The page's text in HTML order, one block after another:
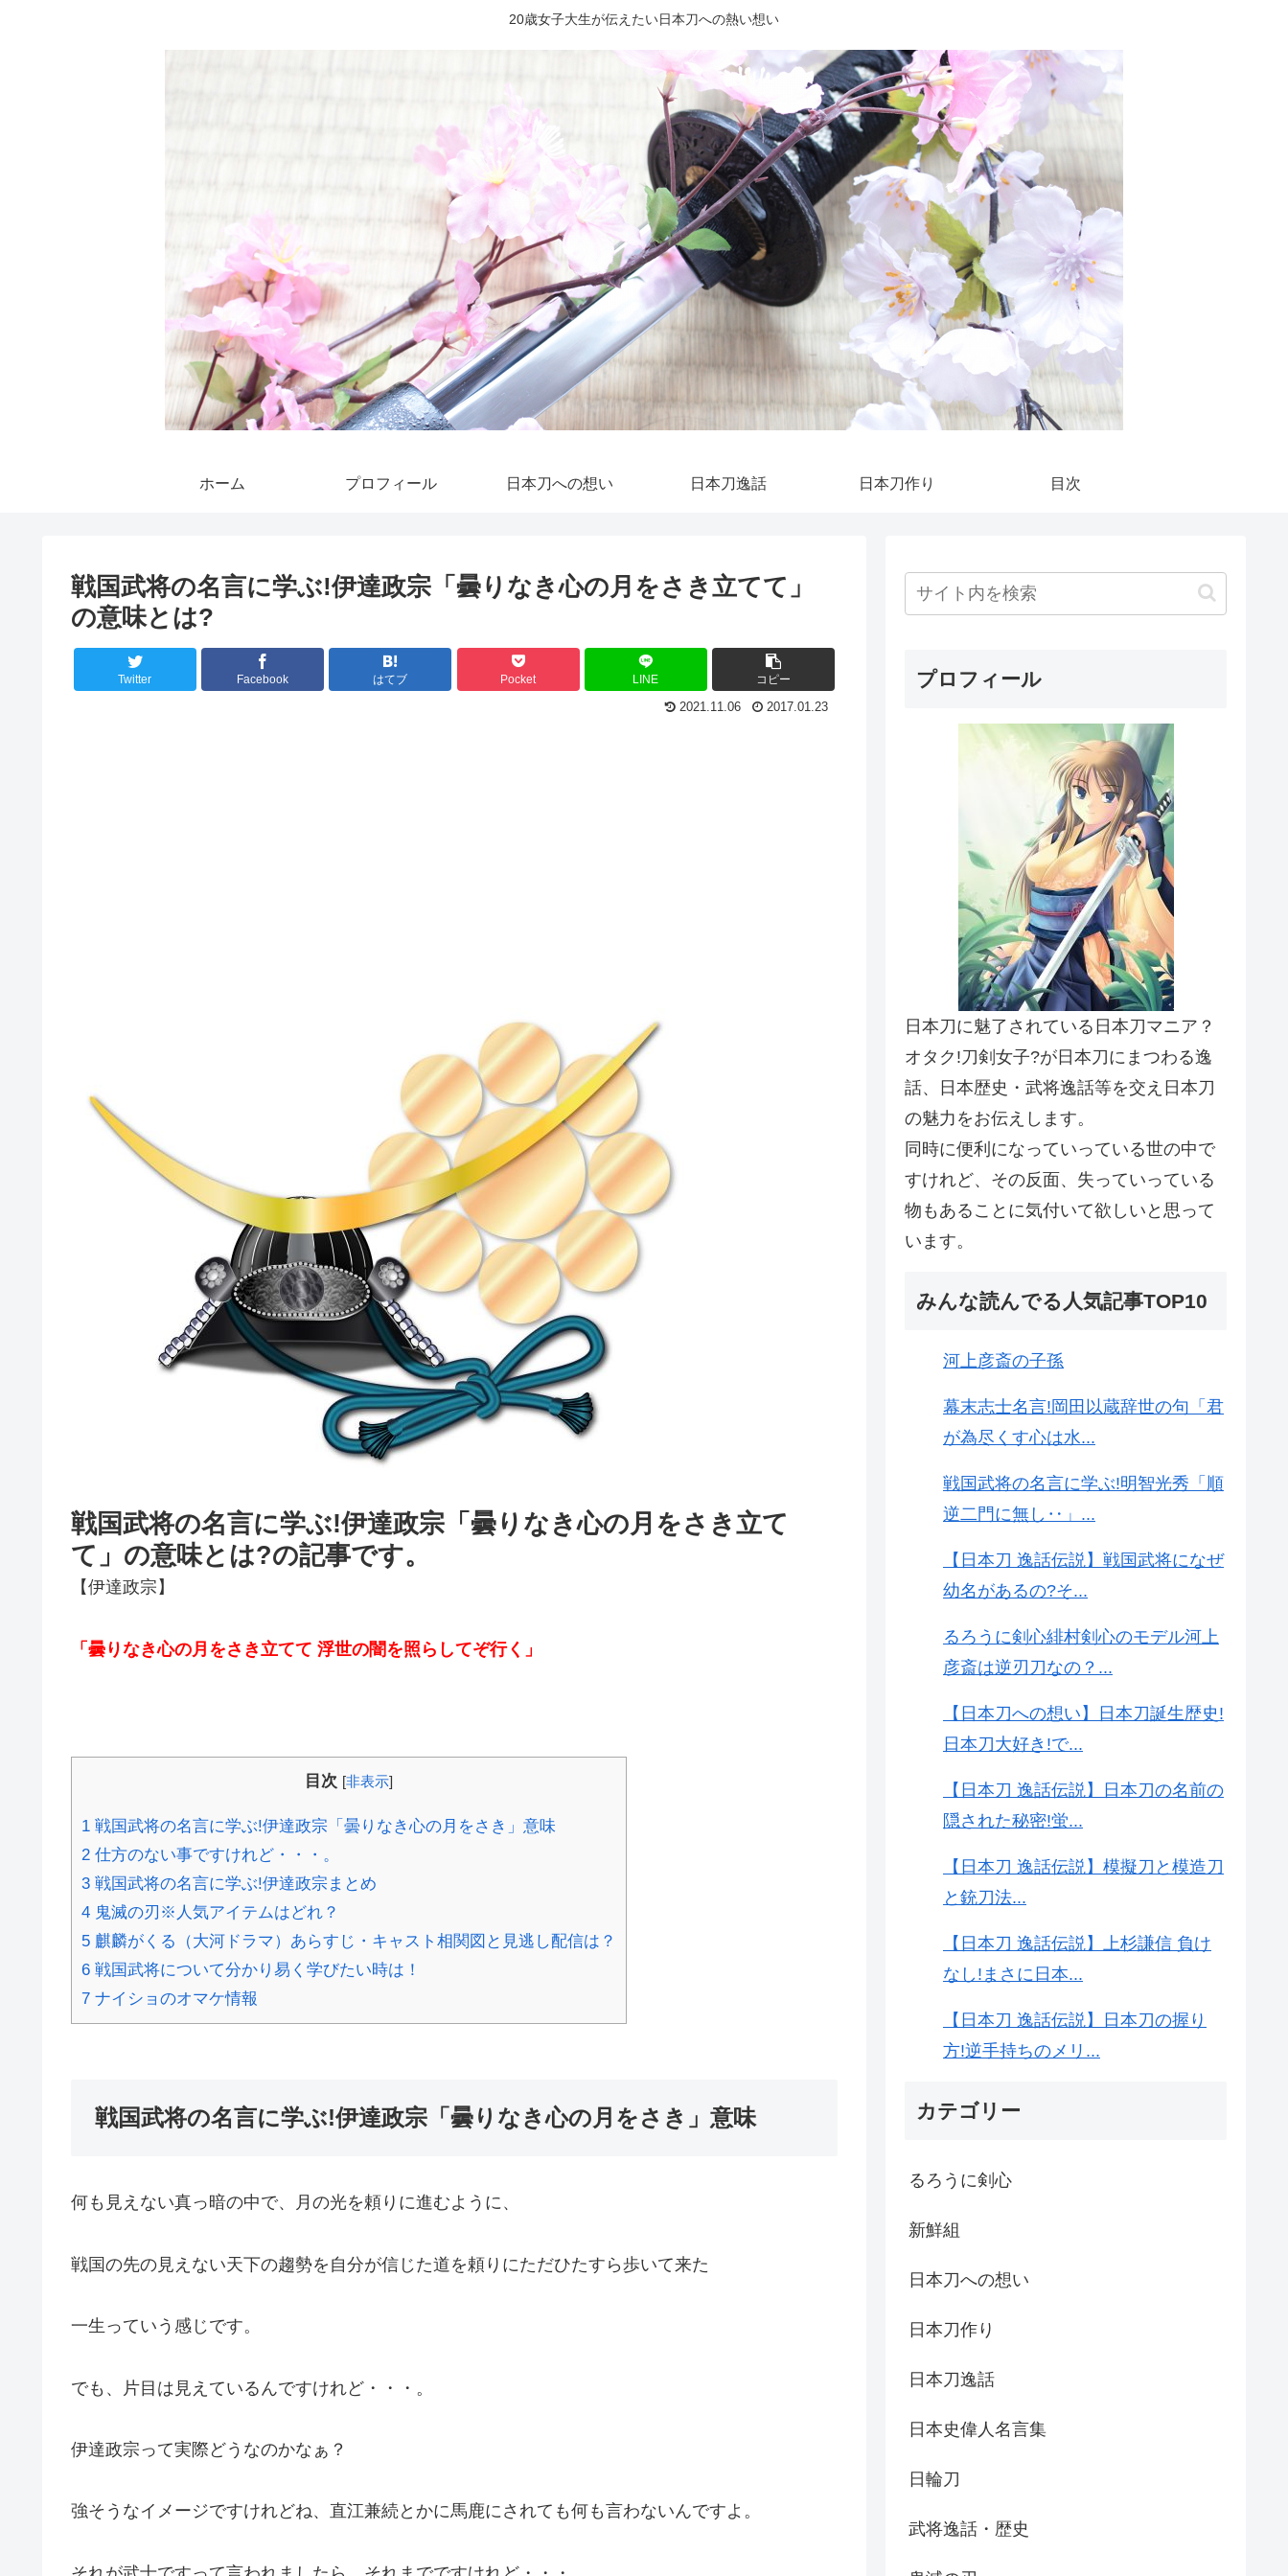
20歳女子大生が伝えたい日本刀への熱い想い
ホーム プロフィール 日本刀への想い 日本刀逸話 日本刀作り 目次
戦国武将の名言に学ぶ!伊達政宗「曇りなき心の月をさき立てて」
の意味とは?
Twitter Facebook はてブ Pocket LINE コピー
2021.11.06 2017.01.23
戦国武将の名言に学ぶ!伊達政宗「曇りなき心の月をさき立て
て」の意味とは?の記事です。
【伊達政宗】
「曇りなき心の月をさき立てて 浮世の闇を照らしてぞ行く」
目次 [非表示]
1 戦国武将の名言に学ぶ!伊達政宗「曇りなき心の月をさき」意味
2 仕方のない事ですけれど・・・。
3 戦国武将の名言に学ぶ!伊達政宗まとめ
4 鬼滅の刃※人気アイテムはどれ？
5 麒麟がくる（大河ドラマ）あらすじ・キャスト相関図と見逃し配信は？
6 戦国武将について分かり易く学びたい時は！
7 ナイショのオマケ情報
戦国武将の名言に学ぶ!伊達政宗「曇りなき心の月をさき」意味
何も見えない真っ暗の中で、月の光を頼りに進むように、
戦国の先の見えない天下の趨勢を自分が信じた道を頼りにただひたすら歩いて来た
一生っていう感じです。
でも、片目は見えているんですけれど・・・。
伊達政宗って実際どうなのかなぁ？
強そうなイメージですけれどね、直江兼続とかに馬鹿にされても何も言わないんですよ。
プロフィール
日本刀に魅了されている日本刀マニア？
オタク!刀剣女子?が日本刀にまつわる逸
話、日本歴史・武将逸話等を交え日本刀
の魅力をお伝えします。
同時に便利になっていっている世の中で
すけれど、その反面、失っていっている
物もあることに気付いて欲しいと思って
います。
みんな読んでる人気記事TOP10
河上彦斎の子孫
幕末志士名言!岡田以蔵辞世の句「君
が為尽くす心は水...
戦国武将の名言に学ぶ!明智光秀「順
逆二門に無し‥」...
【日本刀 逸話伝説】戦国武将になぜ
幼名があるの?そ...
るろうに剣心緋村剣心のモデル河上
彦斎は逆刃刀なの？...
【日本刀への想い】日本刀誕生歴史!
日本刀大好き!で...
【日本刀 逸話伝説】日本刀の名前の
隠された秘密!蛍...
【日本刀 逸話伝説】模擬刀と模造刀
と銃刀法...
【日本刀 逸話伝説】上杉謙信 負け
なし!まさに日本...
【日本刀 逸話伝説】日本刀の握り
方!逆手持ちのメリ...
カテゴリー
るろうに剣心
新鮮組
日本刀への想い
日本刀作り
日本刀逸話
日本史偉人名言集
日輪刀
武将逸話・歴史